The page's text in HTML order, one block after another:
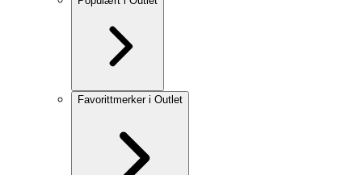
Favorittmerker i Outlet